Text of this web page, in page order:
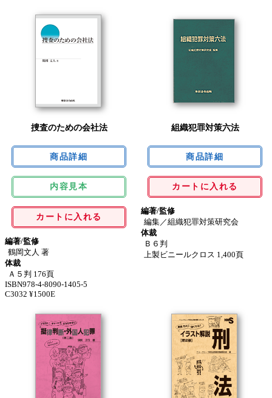
捜査のための会社法
内容見本
カートに入れる
編著/監修
鶴岡文人 著
体裁
Ａ５判 176頁
ISBN978-4-8090-1405-5
C3032 ¥1500E
組織犯罪対策六法
カートに入れる
編著/監修
編集／組織犯罪対策研究会
体裁
Ｂ６判
上製ビニールクロス 1,400頁